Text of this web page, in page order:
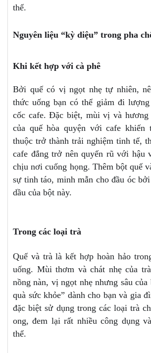
thể.
Nguyên liệu “kỳ diệu” trong pha
Khi kết hợp với cà phê
Bởi quế có vị ngọt nhẹ tự nhiên,
thức uống bạn có thể giảm đi
cốc cafe. Đặc biệt, mùi vị và hương
của quế hòa quyện với cafe khiến
thuộc trở thành trải nghiệm tinh tế,
cafe đắng trở nên quyến rũ với hậu
chịu nơi cuống họng. Thêm bột quế
sự tinh táo, minh mẫn cho đầu óc
dầu của bột này.
Trong các loại trà
Quế và trà là kết hợp hoàn hảo
uống. Mùi thơm và chát nhẹ của
nồng nàn, vị ngọt nhẹ nhưng sâu của
quà sức khỏe” dành cho bạn và gia
đặc biệt sử dụng trong các loại trà
ong, đem lại rất nhiều công dụng
thể.